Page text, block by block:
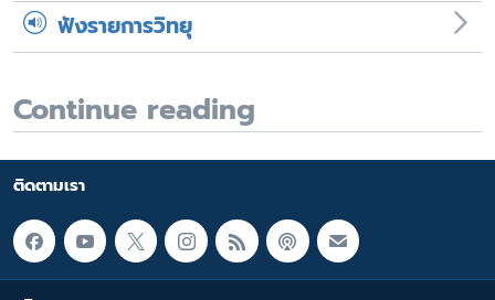
ฟังรายการวิทยุ
Continue reading
ติดตามเรา